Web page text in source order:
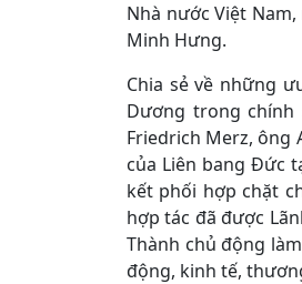
Nhà nước Việt
Minh Hưng.
Chia sẻ về những
Dương trong chính
Friedrich Merz, ông
của Liên bang Đức
kết phối hợp chặt
hợp tác đã được
Thành chủ động
động, kinh tế,